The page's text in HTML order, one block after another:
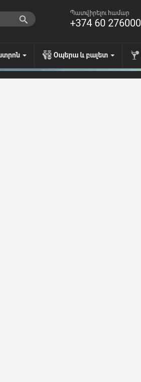
Պատվիրելու համար
+374 60 276000
Օպերա և բալետ